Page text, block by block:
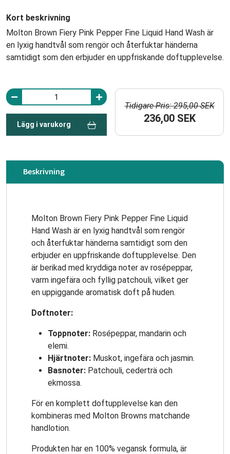
Kort beskrivning
Molton Brown Fiery Pink Pepper Fine Liquid Hand Wash är
en lyxig handtvål som rengör och återfuktar händerna
samtidigt som den erbjuder en uppfriskande doftupplevelse.
Lägg i varukorg
Tidigare Pris: 295,00 SEK
236,00 SEK
Beskrivning
Molton Brown Fiery Pink Pepper Fine Liquid
Hand Wash är en lyxig handtvål som rengör
och återfuktar händerna samtidigt som den
erbjuder en uppfriskande doftupplevelse. Den
är berikad med kryddiga noter av rosépeppar,
varm ingefära och fyllig patchouli, vilket ger
en uppiggande aromatisk doft på huden.
Doftnoter:
Toppnoter: Rosépeppar, mandarin och
elemi.
Hjärtnoter: Muskot, ingefära och jasmin.
Basnoter: Patchouli, cederträ och
ekmossa.
För en komplett doftupplevelse kan den
kombineras med Molton Browns matchande
handlotion.
Produkten har en 100% vegansk formula, är